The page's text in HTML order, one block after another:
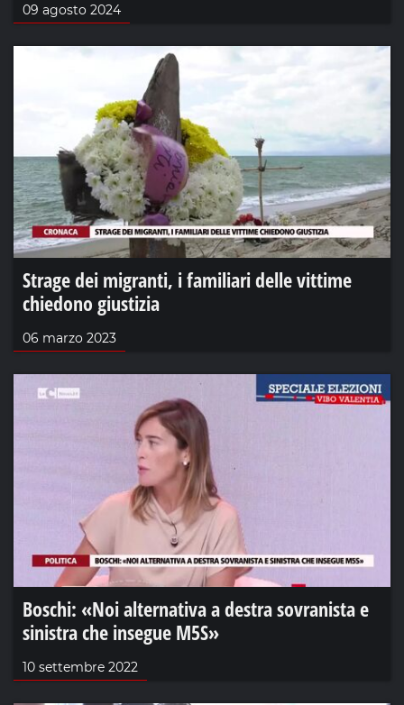
09 agosto 2024
Strage dei migranti, i familiari delle vittime
chiedono giustizia
06 marzo 2023
Boschi: «Noi alternativa a destra sovranista e
sinistra che insegue M5S»
10 settembre 2022